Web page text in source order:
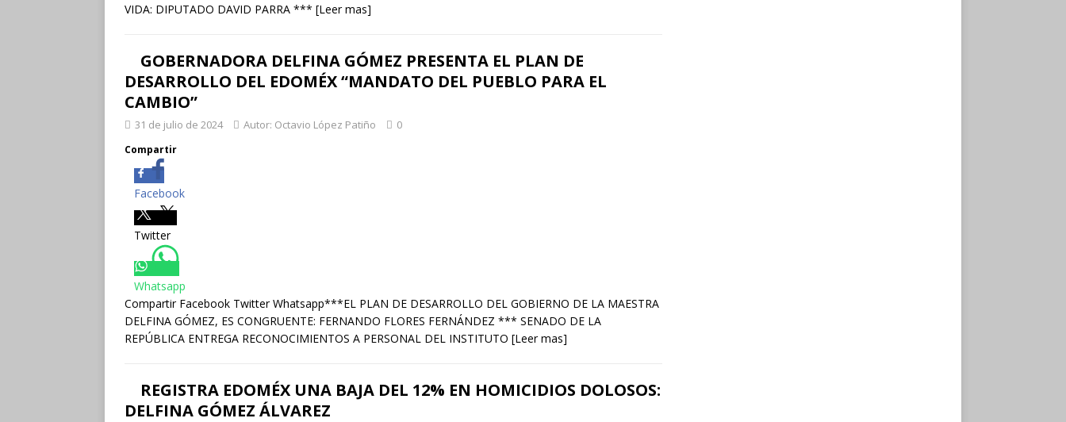
VIDA: DIPUTADO DAVID PARRA *** [Leer mas]
GOBERNADORA DELFINA GÓMEZ PRESENTA EL PLAN DE
DESARROLLO DEL EDOMÉX “MANDATO DEL PUEBLO PARA EL
CAMBIO”
31 de julio de 2024 Autor: Octavio López Patiño 0
Compartir
Facebook
Twitter
Whatsapp
Compartir Facebook Twitter Whatsapp***EL PLAN DE DESARROLLO DEL GOBIERNO DE LA MAESTRA
DELFINA GÓMEZ, ES CONGRUENTE: FERNANDO FLORES FERNÁNDEZ *** SENADO DE LA
REPÚBLICA ENTREGA RECONOCIMIENTOS A PERSONAL DEL INSTITUTO [Leer mas]
REGISTRA EDOMÉX UNA BAJA DEL 12% EN HOMICIDIOS DOLOSOS:
DELFINA GÓMEZ ÁLVAREZ